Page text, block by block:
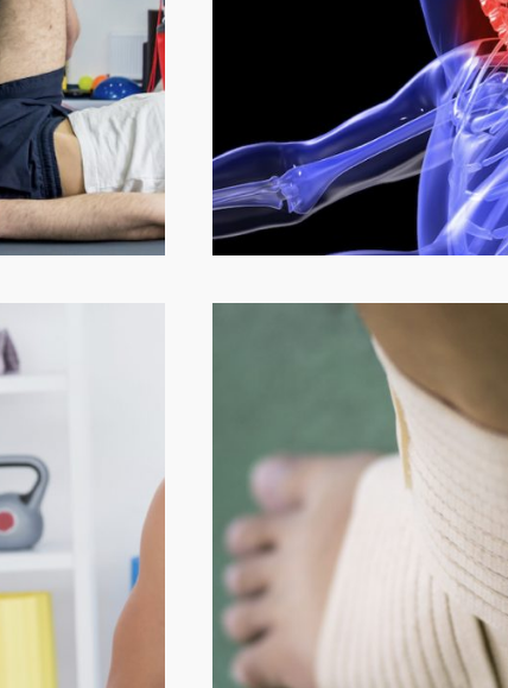
ちの子供の話。
力が強いとかでは…
From 橘田幸博 スタバにて 新年明
とうございまーす。 スタッフを代表
限が改
これで
by
必見！むち打ち症
ためにするべきこ
11月 11, 2019
橘田 幸博
in